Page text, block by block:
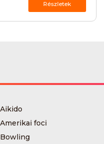
Részletek
Aikido
Amerikai foci
Bowling